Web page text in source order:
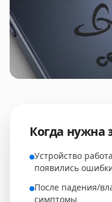
Когда нужна
Устройство
появились
После падения/
симптомы